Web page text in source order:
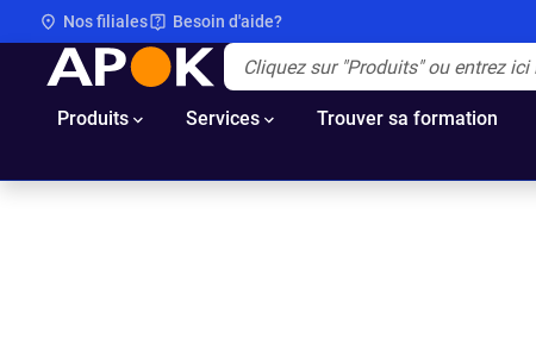
Nos filiales Besoin d'aide?
APOK
Produits Services Trouver sa formation